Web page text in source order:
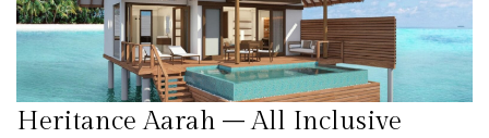
Heritance Aarah – All Inclusive